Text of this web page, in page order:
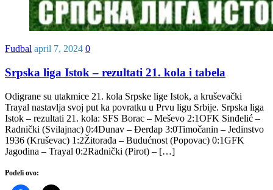
Fudbal april 7, 2024 0
Srpska liga Istok – rezultati 21. kola i tabela
Odigrane su utakmice 21. kola Srpske lige Istok, a kruševački
Trayal nastavlja svoj put ka povratku u Prvu ligu Srbije. Srpska liga
Istok – rezultati 21. kola: SFS Borac – Meševo 2:1OFK Sinđelić –
Radnički (Svilajnac) 0:4Dunav – Đerdap 3:0Timočanin – Jedinstvo
1936 (Kruševac) 1:2Žitorađa – Budućnost (Popovac) 0:1GFK
Jagodina – Trayal 0:2Radnički (Pirot) – […]
Podeli ovo: